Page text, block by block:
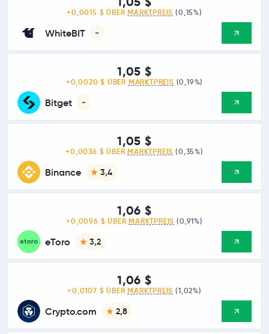
WhiteBIT -
+0,0015 $ ÜBER MARKTPREIS (0,15%)
Bitget -
1,05 $
+0,0020 $ ÜBER MARKTPREIS (0,19%)
Binance 3,4
1,05 $
+0,0036 $ ÜBER MARKTPREIS (0,35%)
eToro 3,2
1,06 $
+0,0096 $ ÜBER MARKTPREIS (0,91%)
Crypto.com 2,8
1,06 $
+0,0107 $ ÜBER MARKTPREIS (1,02%)